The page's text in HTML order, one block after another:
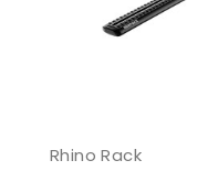
Rhino Rack